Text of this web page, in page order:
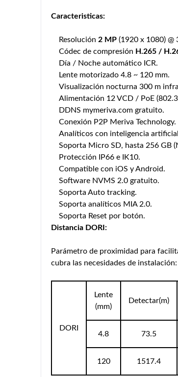
Caracteristicas:
Resolución 2 MP (1920 x 1080) @
Códec de compresión H.265 /
Día / Noche automático ICR.
Lente motorizado 4.8 ~ 120 mm.
Visualización nocturna 300 m
Alimentación 12 VCD / PoE
DDNS mymeriva.com gratuito.
Conexión P2P Meriva Technology.
Analíticos con inteligencia
Soporta Micro SD, hasta 256 GB
Protección IP66 e IK10.
Compatible con iOS y Android.
Software NVMS 2.0 gratuito.
Soporta Auto tracking.
Soporta analíticos MIA 2.0.
Soporta Reset por botón.
Distancia DORI:
Parámetro de proximidad para
cubra las necesidades de instalación:
DORI
Lente
(mm)
Detectar(m)
4.8 73.5
120 1517.4